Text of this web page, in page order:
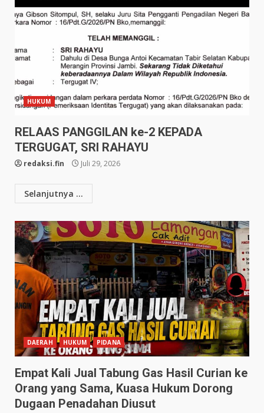
HUKUM
RELAAS PANGGILAN ke-2 KEPADA
TERGUGAT, SRI RAHAYU
redaksi.fin Juli 29, 2026
Selanjutnya ...
DAERAH HUKUM PIDANA
Empat Kali Jual Tabung Gas Hasil Curian ke
Orang yang Sama, Kuasa Hukum Dorong
Dugaan Penadahan Diusut